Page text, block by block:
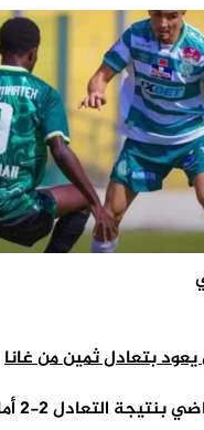
يعود بتعادل ثمين من غانا
عاد